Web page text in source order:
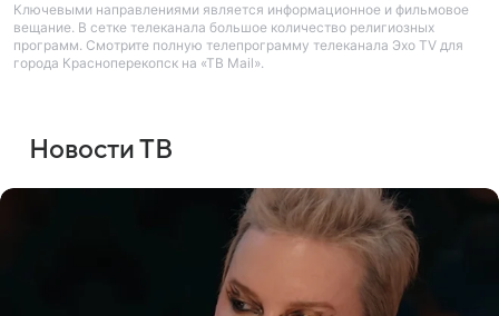
Ключевыми направлениями является информационное и фильмовое
вещание. В сетке телеканала большое количество религиозных
программ. Смотрите полную телепрограмму телеканала Эхо TV для
города Красноперекопск на «ТВ Mail».
Новости ТВ